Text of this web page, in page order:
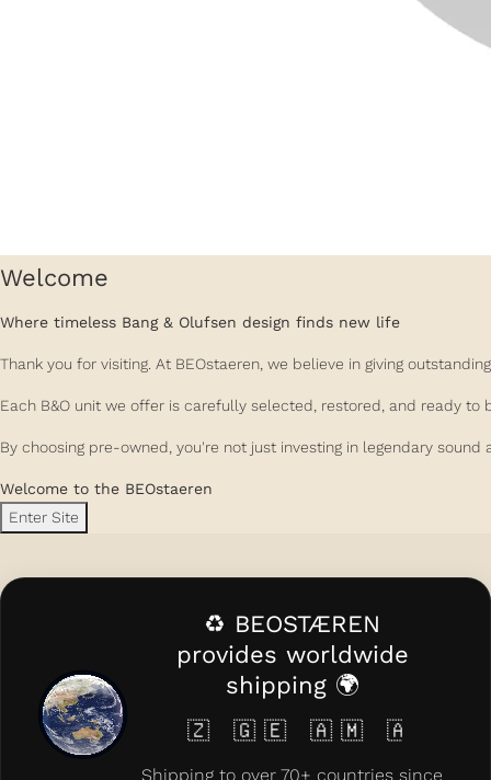
Welcome
Where timeless Bang & Olufsen design finds new life
Thank you for visiting. At BEOstaeren, we believe in giving
Each B&O unit we offer is carefully selected, restored, and ready to
By choosing pre-owned, you're not just investing in legendary
Welcome to the BEOstaeren
Enter Site
♻️ BEOSTÆREN
provides worldwide
shipping 🌍
🇬🇪 🇦🇲 🇦🇿 🇨🇾
Shipping to over 70+ countries since